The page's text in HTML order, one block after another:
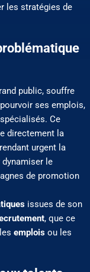
les stratégies de
public, souffre
ses emplois,
Ce
directement la
urgent la
le
de promotion
issues de son
, que ce
emploisou les